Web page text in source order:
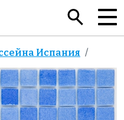
Испания